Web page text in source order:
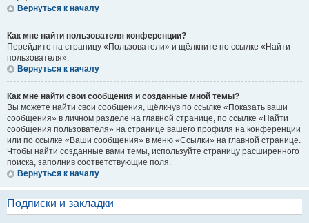
Вернуться к началу
Как мне найти пользователя конференции?
Перейдите на страницу «Пользователи» и щёлкните по ссылке «Найти
пользователя».
Вернуться к началу
Как мне найти свои сообщения и созданные мной темы?
Вы можете найти свои сообщения, щёлкнув по ссылке «Показать ваши
сообщения» в личном разделе на главной странице, по ссылке «Найти
сообщения пользователя» на странице вашего профиля на конференции
или по ссылке «Ваши сообщения» в меню «Ссылки» на главной странице.
Чтобы найти созданные вами темы, используйте страницу расширенного
поиска, заполнив соответствующие поля.
Вернуться к началу
Подписки и закладки